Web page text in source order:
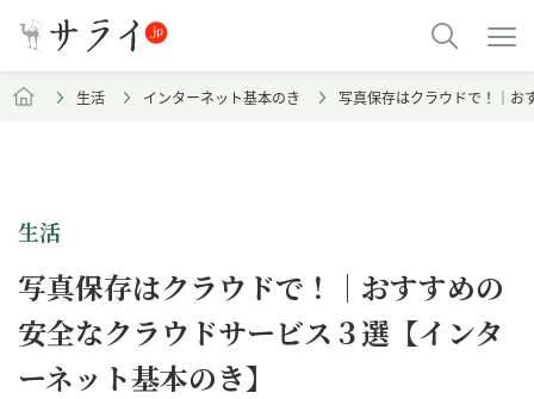
生活 インターネット基本のき 写真保存はクラウドで！｜お
生活
写真保存はクラウドで！｜おすすめの
安全なクラウドサービス３選【インタ
ーネット基本のき】